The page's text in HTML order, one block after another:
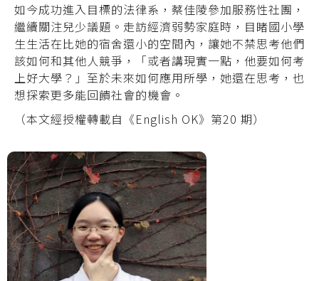
如今成功進入目標的法律系，蔡佳陵參加服務性社團，
繼續關注兒少議題。走訪經濟弱勢家庭時，目睹國小學
生生活在比她的宿舍還小的空間內，讓她不禁思考他們
該如何和其他人競爭，「或者講現實一點，他要如何考
上好大學？」至於未來如何應用所學，她還在思考，也
想探索更多能回饋社會的機會。
（本文經授權轉載自《English OK》第20 期）